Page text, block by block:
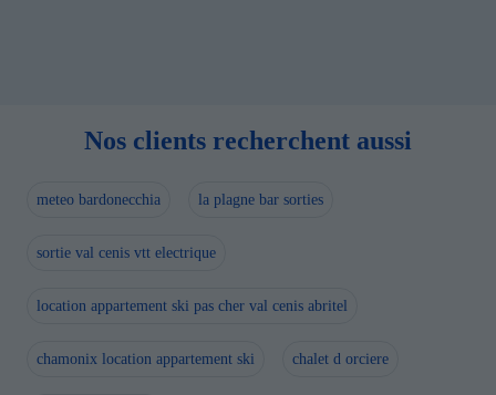
Nos clients recherchent aussi
meteo bardonecchia la plagne bar sorties
sortie val cenis vtt electrique
location appartement ski pas cher val cenis abritel
chamonix location appartement ski chalet d orciere